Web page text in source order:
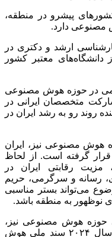
پیشرو در منطقه،
مصنوعی دارد.
در مقاطع کارشناسی ارشد و دکتری در
معتبر کشور
در حوزه هوش مصنوعی
متخصصان ایرانی در
روند رو به رشد ایران در
هوش مصنوعی نیز، ایران
قرار گرفته است. از لحاظ
رقابتی ایران در
رسانه و سرگرمی، حریم
می‌تواند بستر مناسبی
نوظهور به منطقه باشد.
حوزه هوش مصنوعی نیز،
اقدامات قابل توجهی انجام داده و در سال ۲۰۲۴ سند ملی هوش